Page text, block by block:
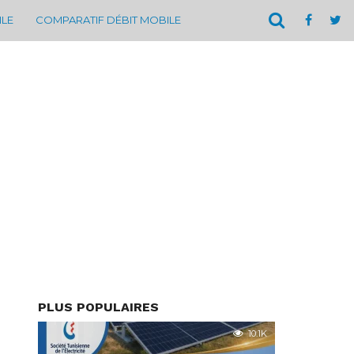
COMPARATIF DÉBIT MOBILE
PLUS POPULAIRES
10.1K